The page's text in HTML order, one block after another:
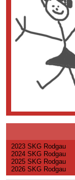
2023 SKG Rodgau
2024 SKG Rodgau
2025 SKG Rodgau
2026 SKG Rodgau